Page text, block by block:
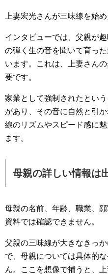
上妻宏光さんが三味線を始め
インタビューでは、父親が
の弾く生の音を聞いて育っ
います。これは、上妻さん
要です。
家業として強制されたとい
があり、その音に自然と引
線のリズムやスピード感に
ます。
母親の詳しい情報は
母親の名前、年齢、職業、
資料では確認できません。
父親の三味線が大きなきっ
で、母親については具体的
ん。ここを想像で補うと、